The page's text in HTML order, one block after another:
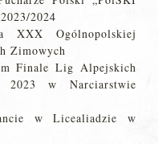
2024
Ogólnopolskiej
Zimowych
Finale Lig Alpejskich
2023 w Narciarstwie
w Licealiadzie w